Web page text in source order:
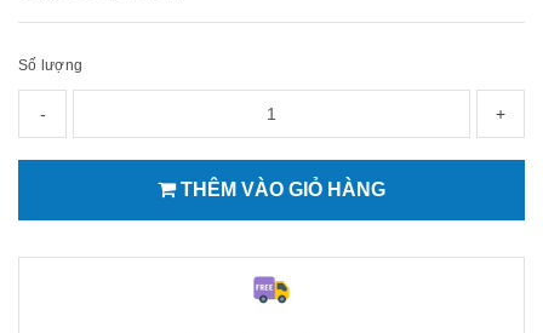
Số lượng
- +
THÊM VÀO GIỎ HÀNG